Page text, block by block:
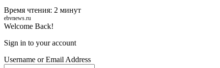
Время чтения: 2 минут
ebvnews.ru
Welcome Back!
Sign in to your account
Username or Email Address